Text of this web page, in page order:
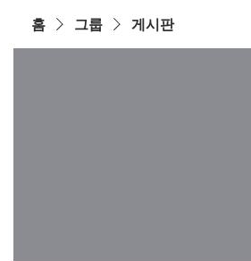
홈 그룹 게시판